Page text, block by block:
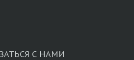
С НАМИ